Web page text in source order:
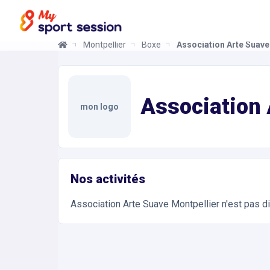
Montpellier Boxe Association Arte
mon logo Association
Nos activités
Association Arte Suave Montpellier n'est pas